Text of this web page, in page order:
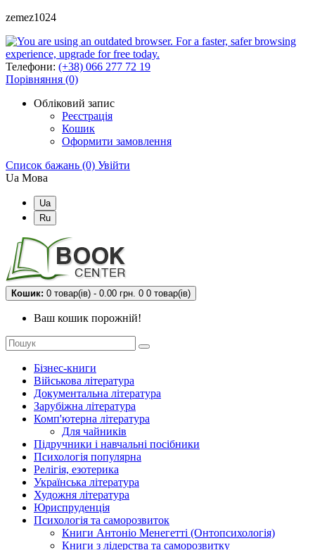
zemez1024
Телефони: (+38) 066 277 72 19
Порівняння (0)
Обліковий запис
Реєстрація
Кошик
Оформити замовлення
Список бажань (0) Увійти
Ua Мова
Ua
Ru
Кошик: 0 товар(ів) - 0.00 грн. 0 0 товар(ів)
Ваш кошик порожній!
Бізнес-книги
Військова література
Документальна література
Зарубіжна література
Комп'ютерна література
Для чайників
Підручники і навчальні посібники
Психологія популярна
Релігія, езотерика
Українська література
Художня література
Юриспруденція
Психологія та саморозвиток
Книги Антоніо Менегетті (Онтопсихологія)
Книги з лідерства та саморозвитку